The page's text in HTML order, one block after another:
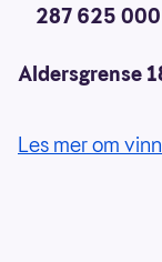
287 625 000
Aldersgrense
Les mer om